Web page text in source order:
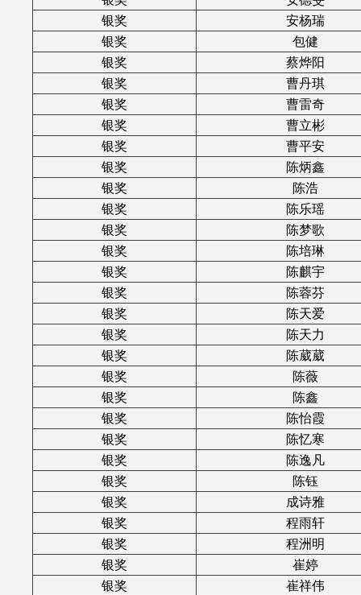
银奖
安杨瑞
银奖
包健
银奖
蔡烨阳
银奖
曹丹琪
银奖
曹雷奇
银奖
曹立彬
银奖
曹平安
银奖
陈炳鑫
银奖
陈浩
银奖
陈乐瑶
银奖
陈梦歌
银奖
陈培琳
银奖
陈麒宇
银奖
陈蓉芬
银奖
陈天爱
银奖
陈天力
银奖
陈葳葳
银奖
陈薇
银奖
陈鑫
银奖
陈怡霞
银奖
陈忆寒
银奖
陈逸凡
银奖
陈钰
银奖
成诗雅
银奖
程雨轩
银奖
程洲明
银奖
崔婷
银奖
崔祥伟